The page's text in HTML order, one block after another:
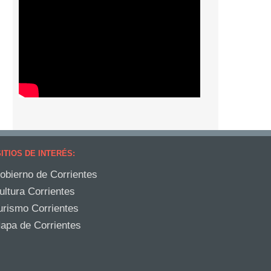
DE INTERÉS:
de Corrientes
Corrientes
Corrientes
de Corrientes